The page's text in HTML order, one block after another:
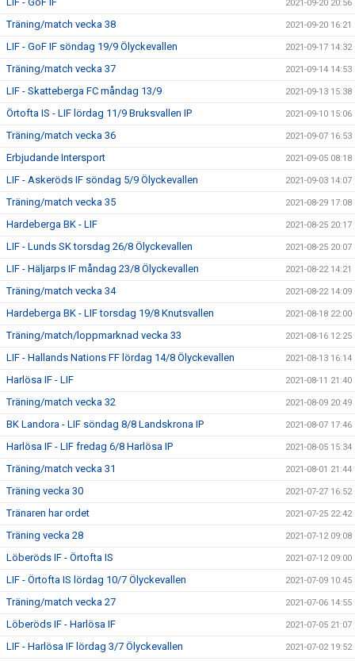
2021-09-20 20:56
Träning/match vecka 38 2021-09-20 16:21
LIF - GoF IF söndag 19/9 Ölyckevallen 2021-09-17 14:32
Träning/match vecka 37 2021-09-14 14:53
LIF - Skatteberga FC måndag 13/9 2021-09-13 15:38
Örtofta IS - LIF lördag 11/9 Bruksvallen IP 2021-09-10 15:06
Träning/match vecka 36 2021-09-07 16:53
Erbjudande Intersport 2021-09-05 08:18
LIF - Askeröds IF söndag 5/9 Ölyckevallen 2021-09-03 14:07
Träning/match vecka 35 2021-08-29 17:08
Hardeberga BK - LIF 2021-08-25 20:17
LIF - Lunds SK torsdag 26/8 Ölyckevallen 2021-08-25 20:07
LIF - Häljarps IF måndag 23/8 Ölyckevallen 2021-08-22 14:21
Träning/match vecka 34 2021-08-22 14:09
Hardeberga BK - LIF torsdag 19/8 Knutsvallen 2021-08-18 22:00
Träning/match/loppmarknad vecka 33 2021-08-16 12:25
LIF - Hallands Nations FF lördag 14/8 Ölyckevallen 2021-08-13 16:14
Harlösa IF - LIF 2021-08-11 21:40
Träning/match vecka 32 2021-08-09 20:49
BK Landora - LIF söndag 8/8 Landskrona IP 2021-08-07 17:46
Harlösa IF - LIF fredag 6/8 Harlösa IP 2021-08-05 15:34
Träning/match vecka 31 2021-08-01 21:44
Träning vecka 30 2021-07-27 16:52
Tränaren har ordet 2021-07-25 22:42
Träning vecka 28 2021-07-12 09:08
Löberöds IF - Örtofta IS 2021-07-12 09:00
LIF - Örtofta IS lördag 10/7 Ölyckevallen 2021-07-09 10:45
Träning/match vecka 27 2021-07-06 14:55
Löberöds IF - Harlösa IF 2021-07-05 21:07
LIF - Harlösa IF lördag 3/7 Ölyckevallen 2021-07-02 19:52